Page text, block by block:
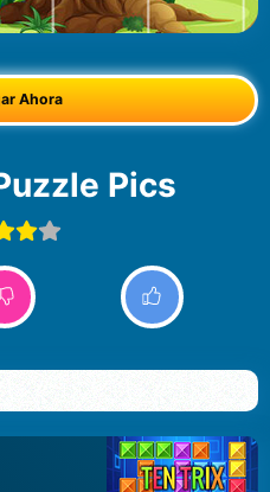
Ahora
Pics